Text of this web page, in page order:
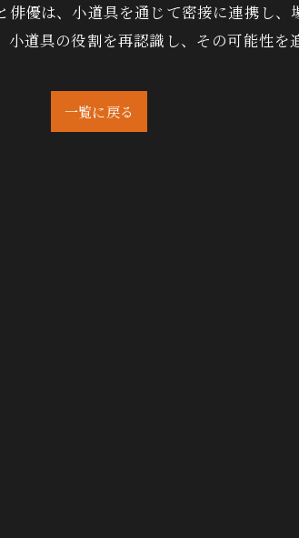
優は、小道具を通じて密接に連携し
道具の役割を再認識し、その可能性を
一覧に戻る